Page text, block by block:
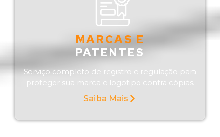
MARCAS E
PATENTES
Serviço completo de registro e regulação para
proteger sua marca e logotipo contra cópias.
Saiba Mais